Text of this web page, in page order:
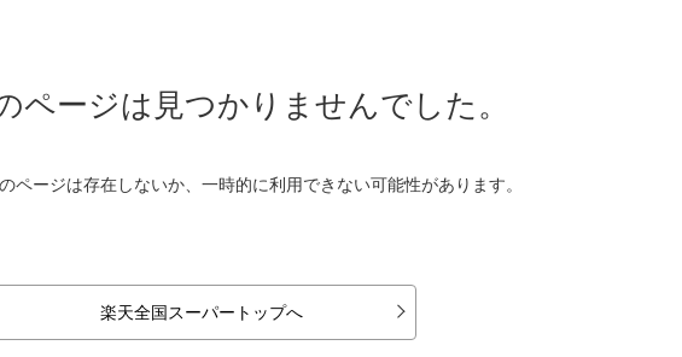
ページは見つかりませんでした。
ページは存在しないか、一時的に利用できない可能性があります。
楽天全国スーパートップへ